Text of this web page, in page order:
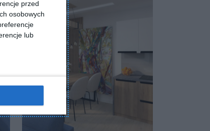
przed
osobowych
lub